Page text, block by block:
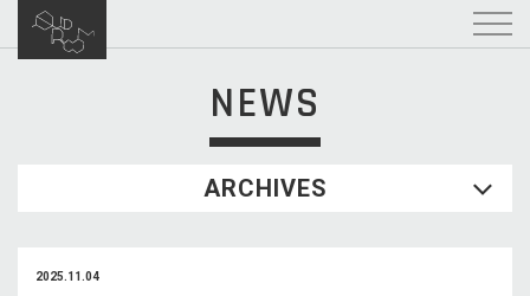
NEWS
ARCHIVES
2025.11.04